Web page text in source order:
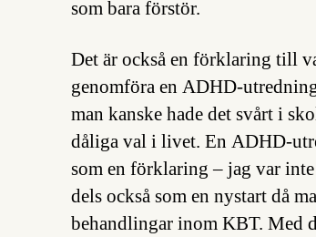
som bara förstör.
Det är också en förklaring till
genomföra en ADHD-
man kanske hade det svårt i
dåliga val i livet. En ADHD-
som en förklaring – jag var
dels också som en nystart då
behandlingar inom KBT. Med